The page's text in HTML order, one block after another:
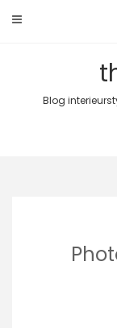
Blog